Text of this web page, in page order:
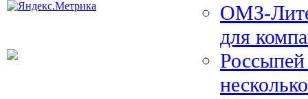
ОМЗ-
для
Россыпей